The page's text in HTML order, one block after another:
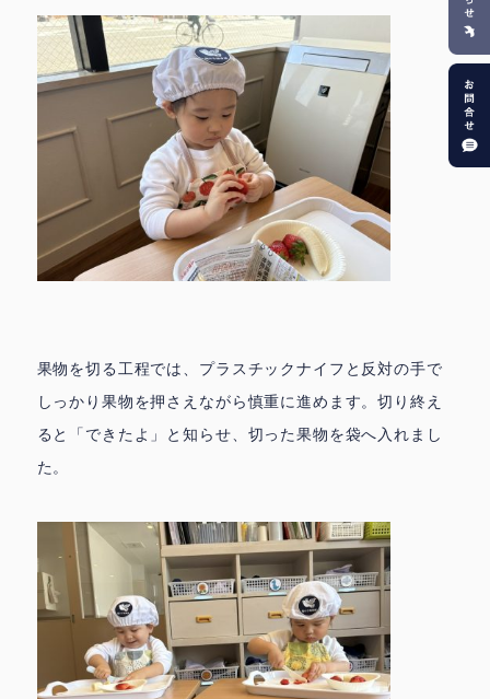
果物を切る工程では、プラスチックナイフと反対の手で
しっかり果物を押さえながら慎重に進めます。切り終え
ると「できたよ」と知らせ、切った果物を袋へ入れまし
た。